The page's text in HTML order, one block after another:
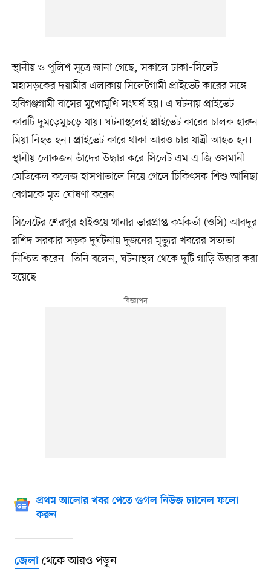
স্থানীয় ও পুলিশ সূত্রে জানা গেছে, সকালে ঢাকা–সিলেট
মহাসড়কের দয়ামীর এলাকায় সিলেটগামী প্রাইভেট কারের সঙ্গে
হবিগঞ্জগামী বাসের মুখোমুখি সংঘর্ষ হয়। এ ঘটনায় প্রাইভেট
কারটি দুমড়েমুচড়ে যায়। ঘটনাস্থলেই প্রাইভেট কারের চালক হারুন
মিয়া নিহত হন। প্রাইভেট কারে থাকা আরও চার যাত্রী আহত হন।
স্থানীয় লোকজন তাঁদের উদ্ধার করে সিলেট এম এ জি ওসমানী
মেডিকেল কলেজ হাসপাতালে নিয়ে গেলে চিকিৎসক শিশু আনিছা
বেগমকে মৃত ঘোষণা করেন।
সিলেটের শেরপুর হাইওয়ে থানার ভারপ্রাপ্ত কর্মকর্তা (ওসি) আবদুর
রশিদ সরকার সড়ক দুর্ঘটনায় দুজনের মৃত্যুর খবরের সত্যতা
নিশ্চিত করেন। তিনি বলেন, ঘটনাস্থল থেকে দুটি গাড়ি উদ্ধার করা
হয়েছে।
প্রথম আলোর খবর পেতে গুগল নিউজ চ্যানেল ফলো
করুন
জেলাথেকে আরও পড়ুন